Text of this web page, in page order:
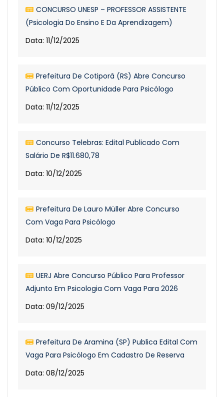
CONCURSO UNESP – PROFESSOR ASSISTENTE
(Psicologia Do Ensino E Da Aprendizagem)
Data: 11/12/2025
Prefeitura De Cotiporã (RS) Abre Concurso
Público Com Oportunidade Para Psicólogo
Data: 11/12/2025
Concurso Telebras: Edital Publicado Com
Salário De R$11.680,78
Data: 10/12/2025
Prefeitura De Lauro Müller Abre Concurso
Com Vaga Para Psicólogo
Data: 10/12/2025
UERJ Abre Concurso Público Para Professor
Adjunto Em Psicologia Com Vaga Para 2026
Data: 09/12/2025
Prefeitura De Aramina (SP) Publica Edital Com
Vaga Para Psicólogo Em Cadastro De Reserva
Data: 08/12/2025